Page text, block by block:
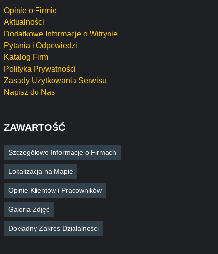
Opinie o Firmie
Aktualności
Dodatkowe Informacje o Witrynie
Pytania i Odpowiedzi
Katalog Firm
Polityka Prywatności
Zasady Użytkowania Serwisu
Napisz do Nas
ZAWARTOŚĆ
Szczegółowe Informacje o Firmach
Lokalizacja na Mapie
Opinie Klientów i Pracowników
Galeria Zdjęć
Dokładny Zakres Działalności